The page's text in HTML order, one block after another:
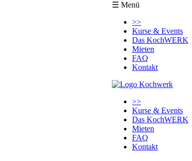
☰ Menü
überspringen
>>
Kurse & Events
Das KochWERK
Mieten
FAQ
Kontakt
überspringen
>>
Kurse & Events
Das KochWERK
Mieten
FAQ
Kontakt